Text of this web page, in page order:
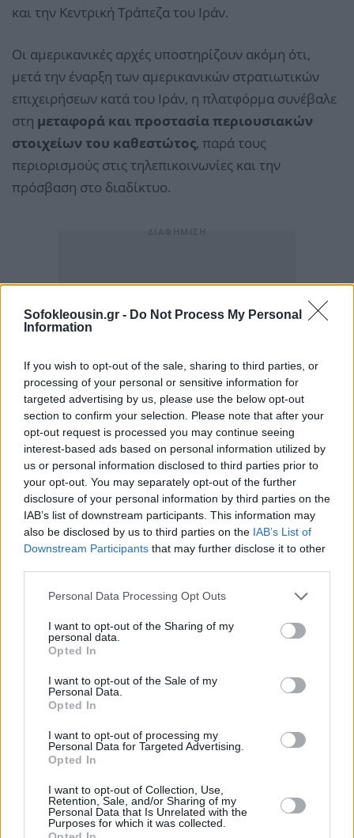
Sofokleousin.gr - Do Not Process My Personal
Information
If you wish to opt-out of the sale, sharing to third parties, or
processing of your personal or sensitive information for
targeted advertising by us, please use the below opt-out
section to confirm your selection. Please note that after your
opt-out request is processed you may continue seeing
interest-based ads based on personal information utilized by
us or personal information disclosed to third parties prior to
your opt-out. You may separately opt-out of the further
disclosure of your personal information by third parties on the
IAB’s list of downstream participants. This information may
also be disclosed by us to third parties on the IAB’s List of
Downstream Participants that may further disclose it to other
Personal Data Processing Opt Outs
I want to opt-out of the Sharing of my
personal data.
Opted In
I want to opt-out of the Sale of my
Personal Data.
Opted In
I want to opt-out of processing my
Personal Data for Targeted Advertising.
Opted In
I want to opt-out of Collection, Use,
Retention, Sale, and/or Sharing of my
Personal Data that Is Unrelated with the
Purposes for which it was collected.
και την Κεντρική Τράπεζα του Ιράν.
Οι αμερικανικές αρχές υποστηρίζουν ακόμη ότι,
μετά την έναρξη των αμερικανικών στρατιωτικών
επιχειρήσεων κατά του Ιράν, η πλατφόρμα συνέβαλε
στη μεταφορά και προστασία περιουσιακών
στοιχείων του καθεστώτος, παρά τους
περιορισμούς στις τηλεπικοινωνίες και την
πρόσβαση στο διαδίκτυο.
και σε τρία κορυφαία στελέχητης. Πρόκειται για
αδελφούς Σεγέντ Μοχάμαντ Αλί Αγκαμίρ
Μοχάμαντ ΑλίκαιΣεγέντ Μοχάμαντ Αγκαμίρ
Μοχάμαντ Αλί, καθώς και τον διευθύνοντα